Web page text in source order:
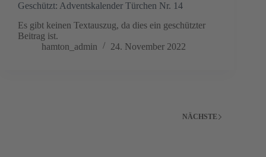
Geschützt: Adventskalender Türchen Nr. 14
Es gibt keinen Textauszug, da dies ein geschützter
Beitrag ist.
hamton_admin
24. November 2022
NÄCHSTE